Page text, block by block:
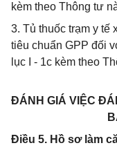
kèm theo Thông tư
3. Tủ thuốc trạm y tế
tiêu chuẩn GPP đối
lục I - 1c kèm theo
ĐÁNH GIÁ VIỆC
Điều 5. Hồ sơ làm